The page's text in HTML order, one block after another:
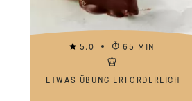
5.0 65 MIN
ETWAS ÜBUNG ERFORDERLICH